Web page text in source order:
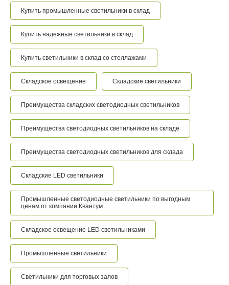
Купить промышленные светильники в склад
Купить надежные светильники в склад
Купить светильники в склад со стеллажами
Складское освещение Складские светильники
Преимущества складских светодиодных светильников
Преимущества светодиодных светильников на складе
Преимущества светодиодных светильников для склада
Складские LED светильники
Промышленные светодиодные светильники по выгодным
ценам от компании Квантум
Складское освещение LED светильниками
Промышленные светильники
Светильники для торговых залов